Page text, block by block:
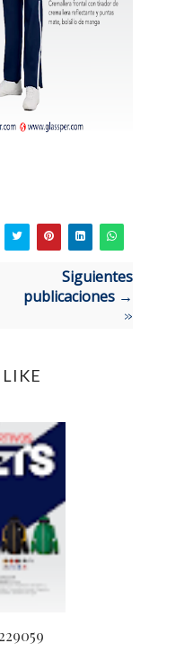
Siguientes
publicaciones →
»